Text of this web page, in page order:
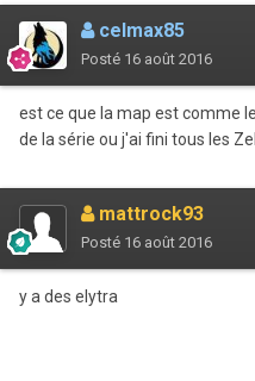
celmax85
Posté 16 août 2016
est ce que la map est comme
de la série ou j'ai fini tous les
mattrock93
Posté 16 août 2016
y a des elytra